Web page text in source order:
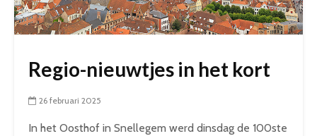
Regio-nieuwtjes in het kort
26 februari 2025
In het Oosthof in Snellegem werd dinsdag de 100ste